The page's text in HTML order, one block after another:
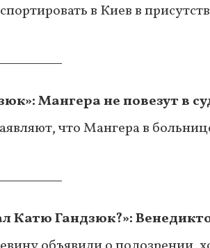
в Киев в
Мангера не повезут в
что Мангера в
Катю Гандзюк?»: